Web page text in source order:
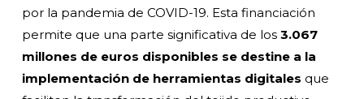
por la pandemia de COVID-19. Esta financiación
permite que una parte significativa de los3.067
millones de euros disponibles se destine a la
implementación de herramientas digitales que